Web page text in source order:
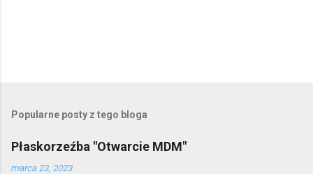
e
i
j
Popularne posty z tego bloga
Płaskorzeźba "Otwarcie MDM"
marca 23, 2023